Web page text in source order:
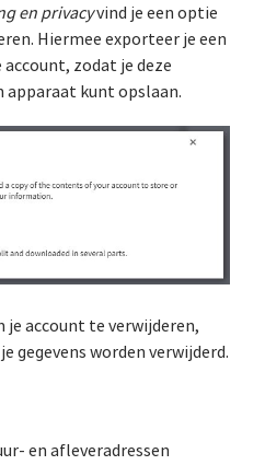
en privacyvind je een optie
Hiermee exporteer je een
account, zodat je deze
apparaat kunt opslaan.
je account te verwijderen,
gegevens worden verwijderd.
en afleveradressen